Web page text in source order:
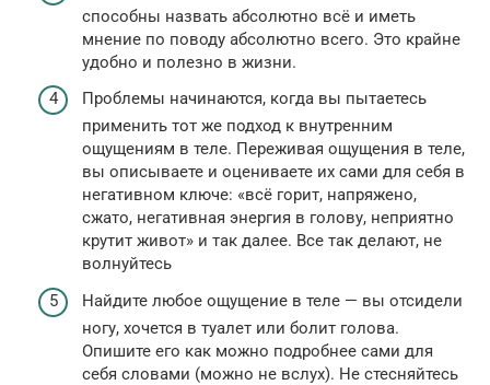
способны назвать абсолютно всё и иметь
мнение по поводу абсолютно всего. Это крайне
удобно и полезно в жизни.
Проблемы начинаются, когда вы пытаетесь
применить тот же подход к внутренним
ощущениям в теле. Переживая ощущения в теле,
вы описываете и оцениваете их сами для себя в
негативном ключе: «всё горит, напряжено,
сжато, негативная энергия в голову, неприятно
крутит живот» и так далее. Все так делают, не
волнуйтесь
Найдите любое ощущение в теле — вы отсидели
ногу, хочется в туалет или болит голова.
Опишите его как можно подробнее сами для
себя словами (можно не вслух). Не стесняйтесь